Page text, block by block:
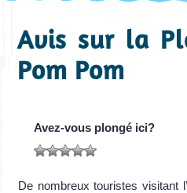
Avis sur la
Pom Pom
Avez-vous plongé ici?
De nombreux touristes visitant